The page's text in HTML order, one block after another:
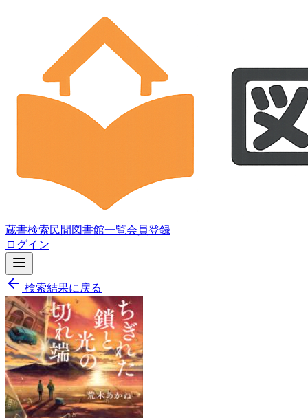
蔵書検索民間図書館一覧会員登録
ログイン
検索結果に戻る